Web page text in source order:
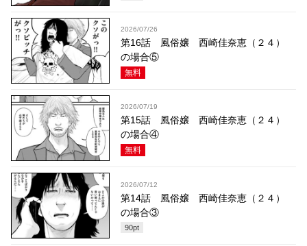
2026/07/26
第16話 風俗嬢 西崎佳奈恵（２４）
の場合⑤
無料
2026/07/19
第15話 風俗嬢 西崎佳奈恵（２４）
の場合④
無料
2026/07/12
第14話 風俗嬢 西崎佳奈恵（２４）
の場合③
90pt